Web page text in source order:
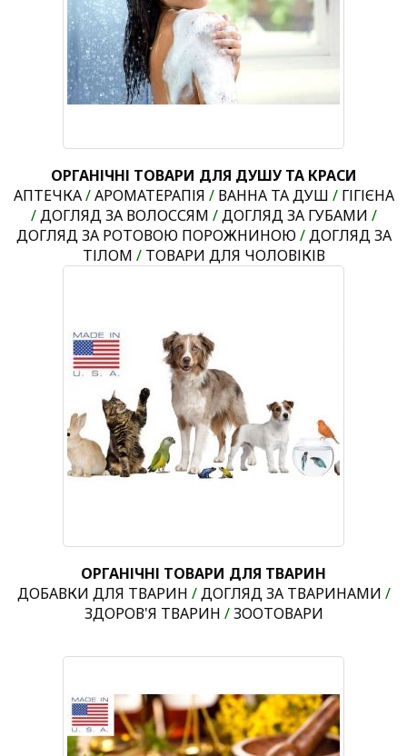
ОРГАНІЧНІ ТОВАРИ ДЛЯ ДУШУ ТА КРАСИ
АПТЕЧКА/АРОМАТЕРАПІЯ / ВАННА ТА ДУШ / ГІГІЄНА
/ДОГЛЯД ЗА ВОЛОССЯМ /ДОГЛЯД ЗА ГУБАМИ /
ДОГЛЯД ЗА РОТОВОЮ ПОРОЖНИНОЮ/ДОГЛЯД ЗА
ТІЛОМ / ТОВАРИ ДЛЯ ЧОЛОВІКІВ
ОРГАНІЧНІ ТОВАРИ ДЛЯ ТВАРИН
ДОБАВКИ ДЛЯ ТВАРИН /ДОГЛЯД ЗА ТВАРИНАМИ /
ЗДОРОВ'Я ТВАРИН /ЗООТОВАРИ